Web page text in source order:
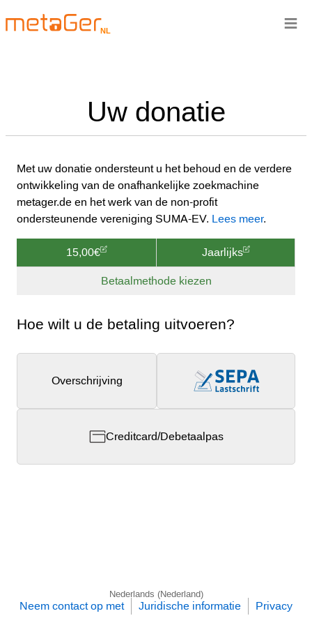
NL
Uw donatie
Met uw donatie ondersteunt u het behoud en de verdere
ontwikkeling van de onafhankelijke zoekmachine
metager.de en het werk van de non-profit
ondersteunende vereniging SUMA-EV. Lees meer.
15,00€ Jaarlijks
Betaalmethode kiezen
Hoe wilt u de betaling uitvoeren?
Overschrijving
Creditcard/Debetaalpas
≡
Nederlands (Nederland)
Neem contact op met Juridische informatie Privacy